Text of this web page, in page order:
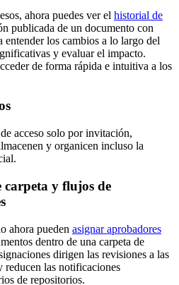
ahora puedes ver el historial de
publicada de un documento con
los cambios a lo largo del
y evaluar el impacto.
de forma rápida e intuitiva a los
de acceso solo por invitación,
y organicen incluso la
carpeta y flujos de
ahora pueden asignar aprobadores
dentro de una carpeta de
dirigen las revisiones a las
reducen las notificaciones
de repositorios.